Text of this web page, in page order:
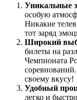
Уникальные
особую
Никакие
тот заряд
Широкий
билеты на
Чемпионата
своему вкусу!
Удобный
легко и